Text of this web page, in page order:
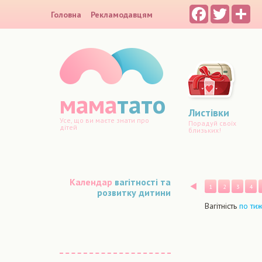
Головна Рекламодавцям FacebookTwitter
маматато
Усе, що ви маєте знати про
дітей
Листівки
Порадуй своїх
близьких!
Календар вагітності та
розвитку дитини
Назад
1 2 3 4
Вагітність по